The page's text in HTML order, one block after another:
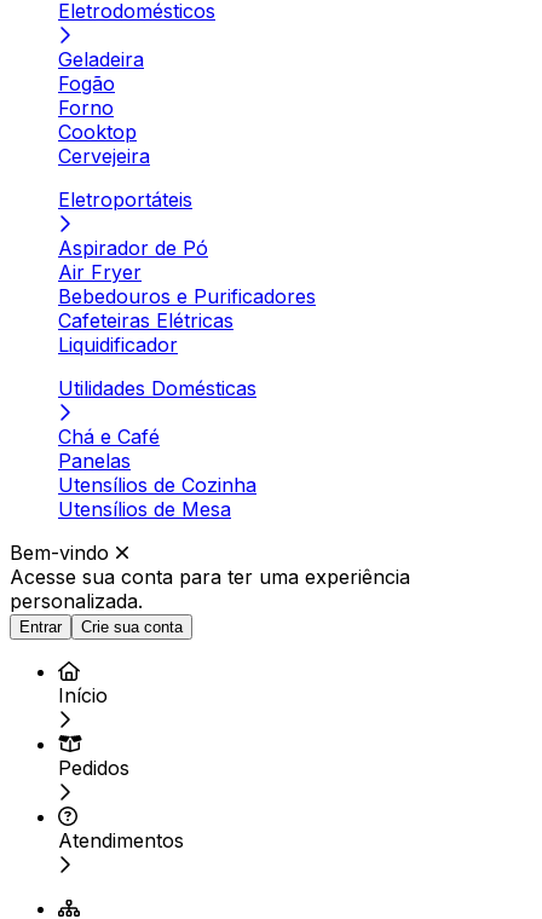
Eletrodomésticos
Geladeira
Fogão
Forno
Cooktop
Cervejeira
Eletroportáteis
Aspirador de Pó
Air Fryer
Bebedouros e Purificadores
Cafeteiras Elétricas
Liquidificador
Utilidades Domésticas
Chá e Café
Panelas
Utensílios de Cozinha
Utensílios de Mesa
Bem-vindo
Acesse sua conta para ter uma experiência
personalizada.
Entrar Crie sua conta
Início
Pedidos
Atendimentos